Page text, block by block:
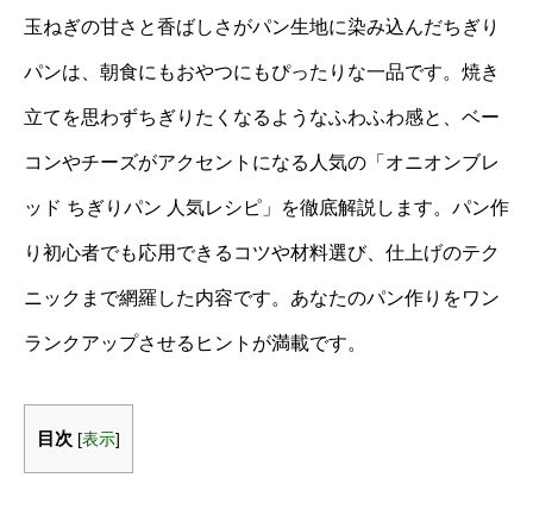
玉ねぎの甘さと香ばしさがパン生地に染み込んだちぎり
パンは、朝食にもおやつにもぴったりな一品です。焼き
立てを思わずちぎりたくなるようなふわふわ感と、ベー
コンやチーズがアクセントになる人気の「オニオンブレ
ッド ちぎりパン 人気レシピ」を徹底解説します。パン作
り初心者でも応用できるコツや材料選び、仕上げのテク
ニックまで網羅した内容です。あなたのパン作りをワン
ランクアップさせるヒントが満載です。
目次 [表示]